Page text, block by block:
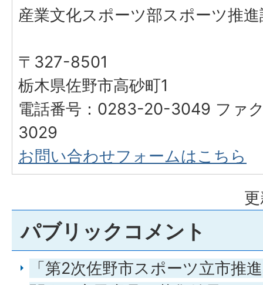
産業文化スポーツ部スポーツ推
〒327-8501
栃木県佐野市高砂町1
電話番号：0283-20-3049 ファ
3029
お問い合わせフォームはこちら
パブリックコメント
「第2次佐野市スポーツ立市推